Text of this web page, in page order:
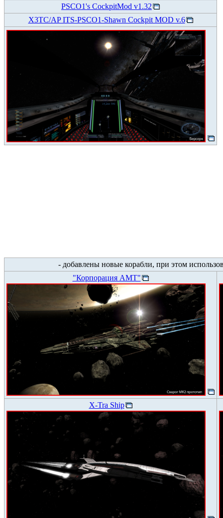
PSCO1's CockpitMod v1.32
X3TC/AP ITS-PSCO1-Shawn Cockpit MOD v.6
- добавлены новые корабли, при этом
"Корпорация АМТ"
X-Tra Ship